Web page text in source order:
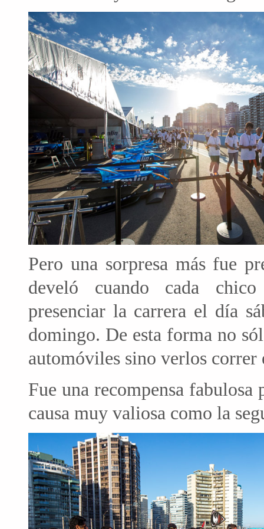
Pero una sorpresa más fue
develó cuando cada
presenciar la carrera el día
domingo. De esta forma no
automóviles sino verlos correr
Fue una recompensa fabulosa
causa muy valiosa como la